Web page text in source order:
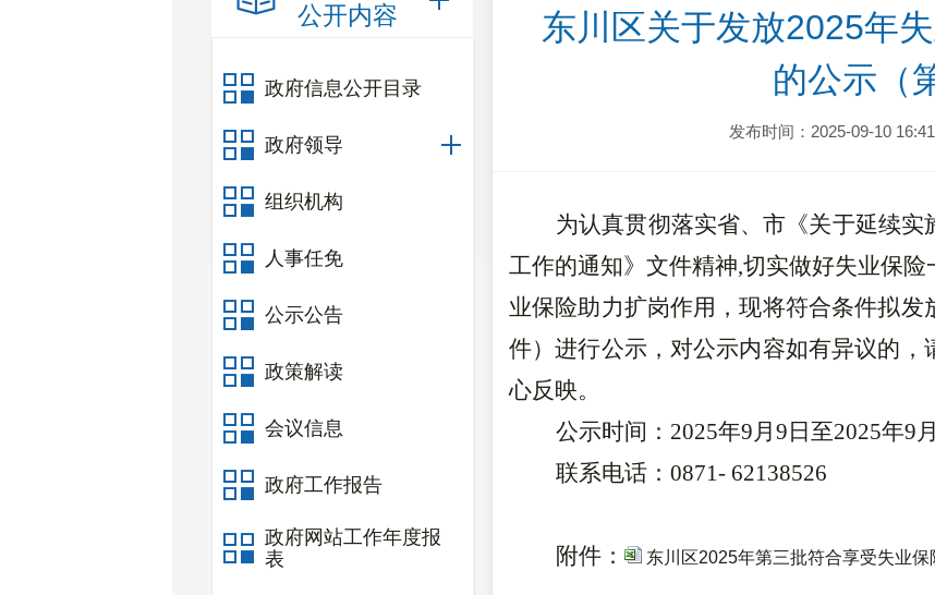
公开内容
政府信息公开目录
政府领导
组织机构
人事任免
公示公告
政策解读
会议信息
政府工作报告
政府网站工作年度报
表
东川区关于发放2025年
的公示（
发布时间：2025-09-10 16:41
为认真贯彻落实省、市《关于延续
工作的通知》文件精神,切实做好失业保
业保险助力扩岗作用，现将符合条件拟
件）进行公示，对公示内容如有异议的，
心反映。
公示时间： 2025年9月 9 日至2025年9月
联系电话： 0871- 62138526
附件： 东川区2025年第三批符合享受失业